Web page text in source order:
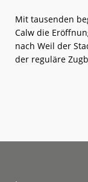
Mit tausenden
Calw die
nach Weil der
der reguläre